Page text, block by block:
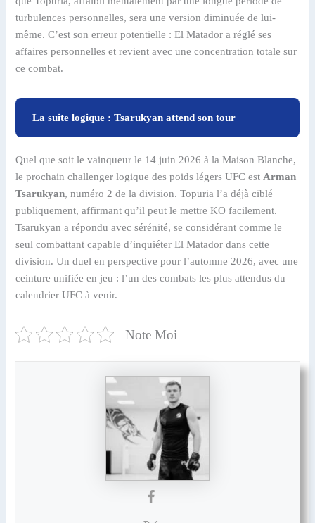
turbulences personnelles, sera une version diminuée de lui-
même. C’est son erreur potentielle : El Matador a réglé ses
affaires personnelles et revient avec une concentration totale sur
ce combat.
La suite logique : Tsarukyan attend son tour
Quel que soit le vainqueur le 14 juin 2026 à la Maison Blanche,
le prochain challenger logique des poids légers UFC est Arman
Tsarukyan, numéro 2 de la division. Topuria l’a déjà ciblé
publiquement, affirmant qu’il peut le mettre KO facilement.
Tsarukyan a répondu avec sérénité, se considérant comme le
seul combattant capable d’inquiéter El Matador dans cette
division. Un duel en perspective pour l’automne 2026, avec une
ceinture unifiée en jeu : l’un des combats les plus attendus du
calendrier UFC à venir.
Note Moi